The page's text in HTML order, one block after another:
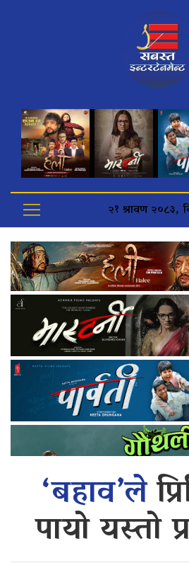
२१ श्रावण २०८३,
‘बहाव’ले
पायो यस्तो